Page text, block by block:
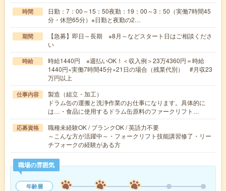
時間
日勤：7：00～15：50夜勤：19：00～3：50（実働7時間45
分・休憩65分）※日勤と夜勤の2…
期間
【急募】即日～長期 ※8月～などスタート日はご相談くださ
い
時給
時給1440円 ※週払いOK！＜収入例＞23万4360円＝時給
1440円×実働7時間45分×21日の場合（残業代別） #月収23
万円以上
仕事内容
製造（組立・加工）
ドラム缶の運搬と洗浄作業のお仕事になります。具体的に
は…・食品に使用するドラム缶原料のファークリフト…
応募資格
職種未経験OK / ブランクOK / 英語力不要
～こんな方が活躍中～・フォークリフト技能講習修了・リー
チフォークの経験がある方
職場の雰囲気
年齢層